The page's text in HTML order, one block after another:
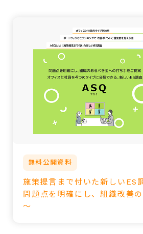
無料公開資料
施策提言まで付いた新しいES
問題点を明確にし、組織改善
～